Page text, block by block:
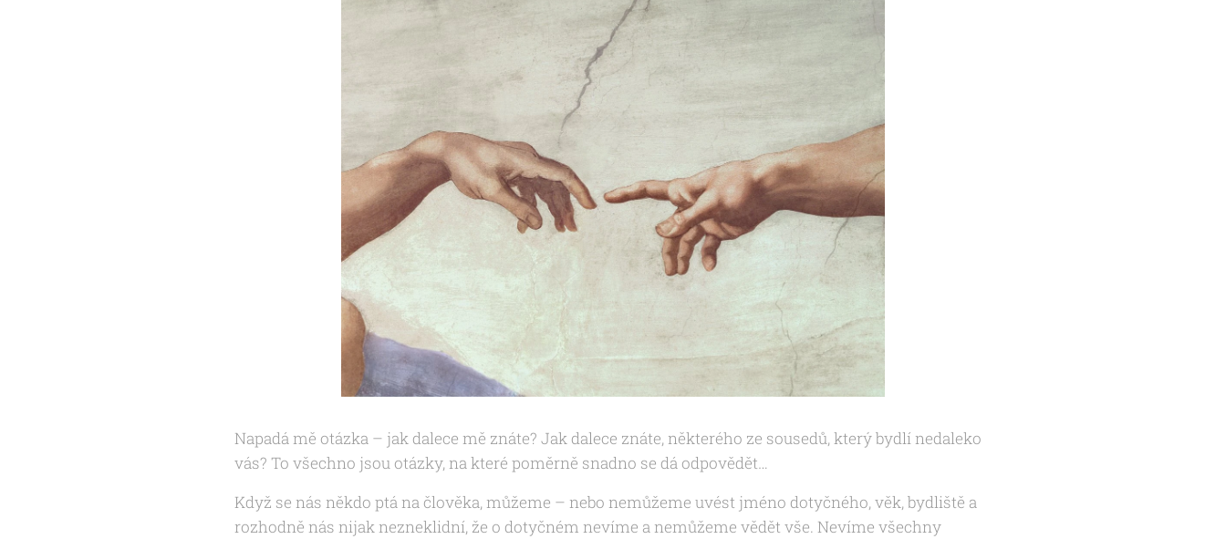
Napadá mě otázka – jak dalece mě znáte? Jak dalece znáte, některého ze sousedů, který bydlí nedaleko
vás? To všechno jsou otázky, na které poměrně snadno se dá odpovědět…
Když se nás někdo ptá na člověka, můžeme – nebo nemůžeme uvést jméno dotyčného, věk, bydliště a
rozhodně nás nijak nezneklidní, že o dotyčném nevíme a nemůžeme vědět vše. Nevíme všechny